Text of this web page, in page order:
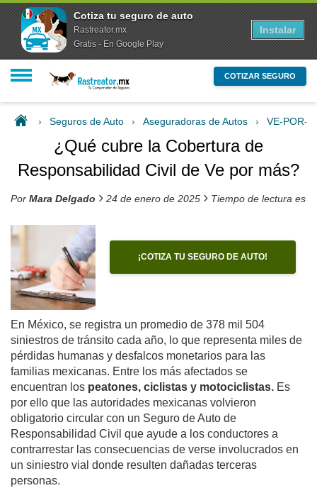
COTIZAR SEGURO
› Seguros de Auto › Aseguradoras de Autos › VE-POR-
¿Qué cubre la Cobertura de
Responsabilidad Civil de Ve por más?
Por Mara Delgado › 24 de enero de 2025 › Tiempo de lectura
¡COTIZA TU SEGURO DE AUTO!
En México, se registra un promedio de 378 mil 504
siniestros de tránsito cada año, lo que representa miles de
pérdidas humanas y desfalcos monetarios para las
familias mexicanas. Entre los más afectados se
encuentran los peatones, ciclistas y motociclistas. Es
por ello que las autoridades mexicanas volvieron
obligatorio circular con un Seguro de Auto de
Responsabilidad Civil que ayude a los conductores a
contrarrestar las consecuencias de verse involucrados en
un siniestro vial donde resulten dañadas terceras
personas.
Cotiza tu seguro de auto
Rastreator.mx
Gratis - En Google Play
Instalar